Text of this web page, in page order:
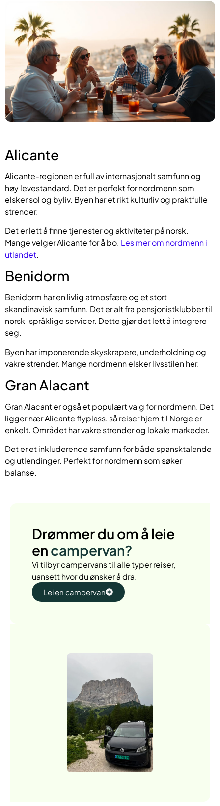
Alicante
Alicante-regionen er full av internasjonalt samfunn og
høy levestandard. Det er perfekt for nordmenn som
elsker sol og byliv. Byen har et rikt kulturliv og praktfulle
strender.
Det er lett å finne tjenester og aktiviteter på norsk.
Mange velger Alicante for å bo. Les mer om nordmenn i
utlandet.
Benidorm
Benidorm har en livlig atmosfære og et stort
skandinavisk samfunn. Det er alt fra pensjonistklubber til
norsk-språklige servicer. Dette gjør det lett å integrere
seg.
Byen har imponerende skyskrapere, underholdning og
vakre strender. Mange nordmenn elsker livsstilen her.
Gran Alacant
Gran Alacant er også et populært valg for nordmenn. Det
ligger nær Alicante flyplass, så reiser hjem til Norge er
enkelt. Området har vakre strender og lokale markeder.
Det er et inkluderende samfunn for både spansktalende
og utlendinger. Perfekt for nordmenn som søker
balanse.
Drømmer du om å leie
en campervan?
Vi tilbyr campervans til alle typer reiser,
uansett hvor du ønsker å dra.
Lei en campervan